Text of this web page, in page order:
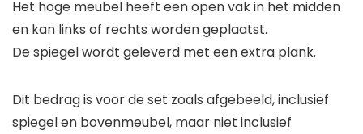
Het hoge meubel heeft een open vak in het midden
en kan links of rechts worden geplaatst.
De spiegel wordt geleverd met een extra plank.
Dit bedrag is voor de set zoals afgebeeld, inclusief
spiegel en bovenmeubel, maar niet inclusief